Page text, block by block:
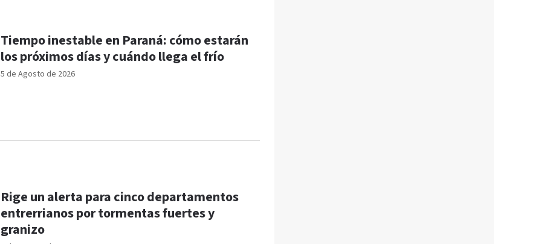
5 de Agosto de 2026
Tiempo inestable en Paraná: cómo estarán
los próximos días y cuándo llega el frío
Rige un alerta para cinco departamentos
entrerrianos por tormentas fuertes y
granizo